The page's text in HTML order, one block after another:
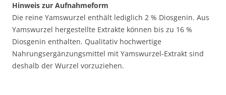
Hinweis zur Aufnahmeform
Die reine Yamswurzel enthält lediglich 2 % Diosgenin. Aus
Yamswurzel hergestellte Extrakte können bis zu 16 %
Diosgenin enthalten. Qualitativ hochwertige
Nahrungsergänzungsmittel mit Yamswurzel-Extrakt sind
deshalb der Wurzel vorzuziehen.